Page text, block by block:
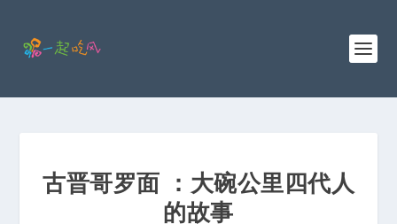
古晋哥罗面 ：大碗公里四代人
的故事